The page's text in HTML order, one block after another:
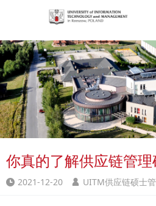
你真的了解供应链管理
2021-12-20 UITM供应链硕士